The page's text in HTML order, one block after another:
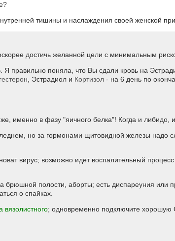
тишины и наслаждения своей женской
достичь желанной цели с минимальным
правильно поняла, что Вы сдали кровь на
, Эстрадиол и Кортизол - на 6 день по
именно в фазу "яичного белка"! Когда и либидо,
но за гормонами щитовидной железы надо
вирус; возможно идет воспалительный
полости, аборты; есть диспареуния или
о спайках.
вязолистного; одновременно подключите